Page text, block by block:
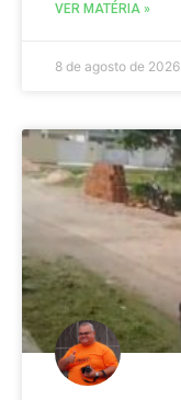
VER MATÉRIA »
8 de agosto de 2026